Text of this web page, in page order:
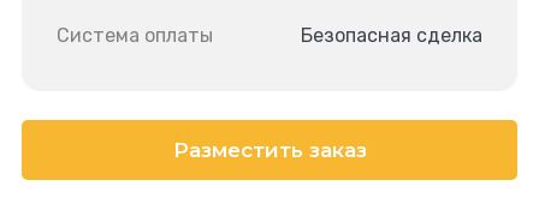
Система оплаты Безопасная сделка
Разместить заказ